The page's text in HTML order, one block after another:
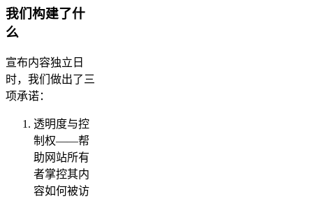
我们构建了什
么
宣布内容独立日
时，我们做出了三
项承诺：
透明度与控
制权——帮
助网站所有
者掌控其内
容如何被访